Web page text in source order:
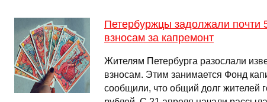
Петербуржцы задолжали почти
взносам за капремонт
Жителям Петербурга разослали
взносам. Этим занимается Фонд
сообщили, что общий долг жителей